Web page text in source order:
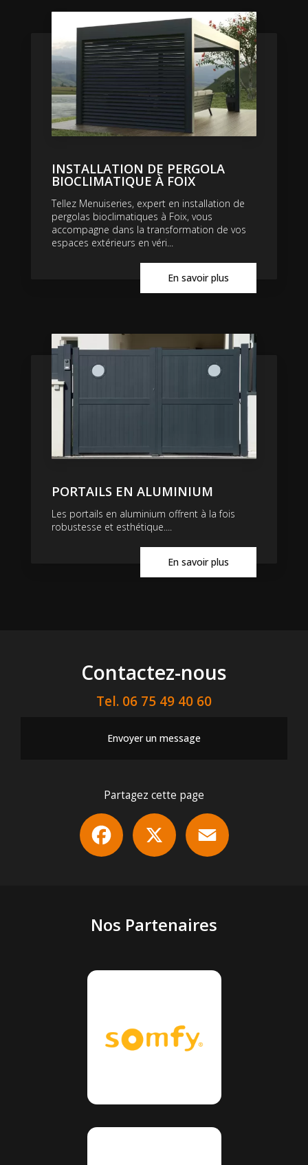
INSTALLATION DE PERGOLA
BIOCLIMATIQUE À FOIX
Tellez Menuiseries, expert en installation de
pergolas bioclimatiques à Foix, vous
accompagne dans la transformation de vos
espaces extérieurs en véri...
En savoir plus
PORTAILS EN ALUMINIUM
Les portails en aluminium offrent à la fois
robustesse et esthétique....
En savoir plus
Contactez-nous
Tel. 06 75 49 40 60
Envoyer un message
Partagez cette page
Facebook
Nos Partenaires